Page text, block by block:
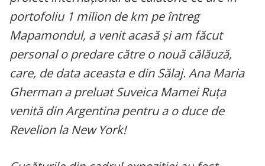
portofoliu 1 milion de km pe întreg
Mapamondul, a venit acasă și am făcut
personal o predare către o nouă călăuză,
care, de data aceasta e din Sălaj. Ana Maria
Gherman a preluat Suveica Mamei Ruța
venită din Argentina pentru a o duce de
Revelion la New York!